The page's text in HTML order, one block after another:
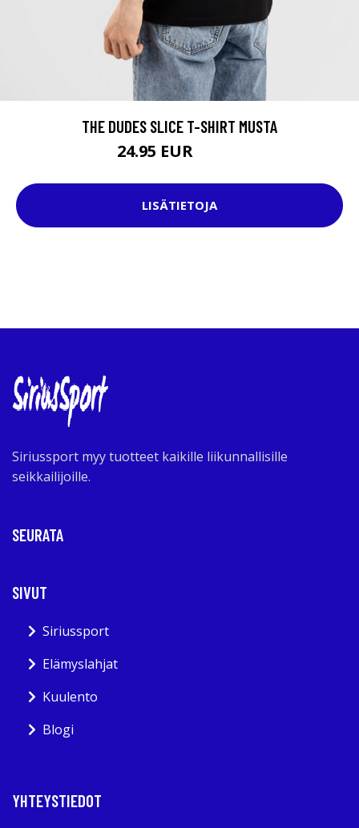
THE DUDES SLICE T-SHIRT MUSTA
24.95 EUR
LISÄTIETOJA
Siriussport myy tuotteet kaikille liikunnallisille
seikkailijoille.
SEURATA
SIVUT
Siriussport
Elämyslahjat
Kuulento
Blogi
YHTEYSTIEDOT